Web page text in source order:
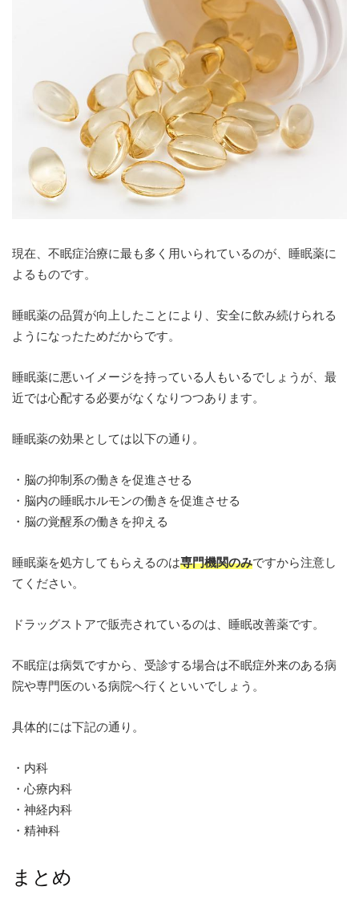
現在、不眠症治療に最も多く用いられているのが、睡眠薬に
よるものです。
睡眠薬の品質が向上したことにより、安全に飲み続けられる
ようになったためだからです。
睡眠薬に悪いイメージを持っている人もいるでしょうが、最
近では心配する必要がなくなりつつあります。
睡眠薬の効果としては以下の通り。
・脳の抑制系の働きを促進させる
・脳内の睡眠ホルモンの働きを促進させる
・脳の覚醒系の働きを抑える
睡眠薬を処方してもらえるのは専門機関のみですから注意し
てください。
ドラッグストアで販売されているのは、睡眠改善薬です。
不眠症は病気ですから、受診する場合は不眠症外来のある病
院や専門医のいる病院へ行くといいでしょう。
具体的には下記の通り。
・内科
・心療内科
・神経内科
・精神科
まとめ